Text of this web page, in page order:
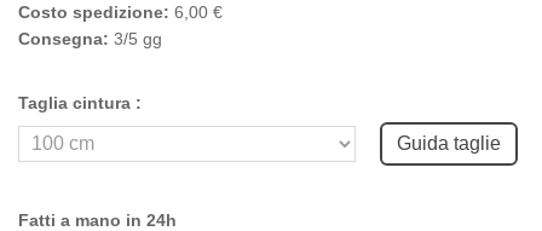
Costo spedizione: 6,00 €
Consegna: 3/5 gg
Taglia cintura :
Guida taglie
Fatti a mano in 24h